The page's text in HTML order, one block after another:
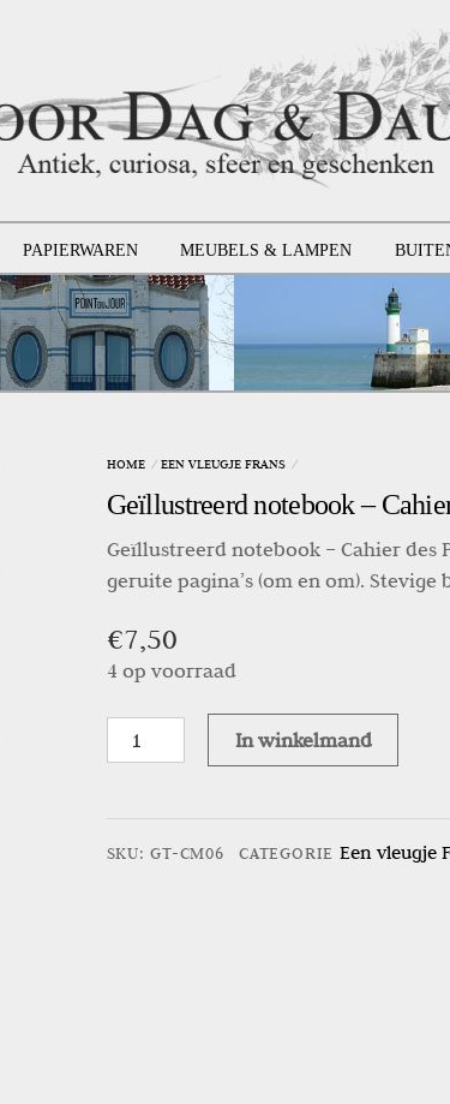
PAPIERWAREN MEUBELS & LAMPEN
HOME EEN VLEUGJE FRANS
Geïllustreerd notebook –
Geïllustreerd notebook – Cahier des
geruite pagina’s (om en om).
€7,50
4 op voorraad
Geïllustreerd
notebook
Cahier
des
In winkelmand
SKU:GT-CM06 CATEGORIE Een vleugje